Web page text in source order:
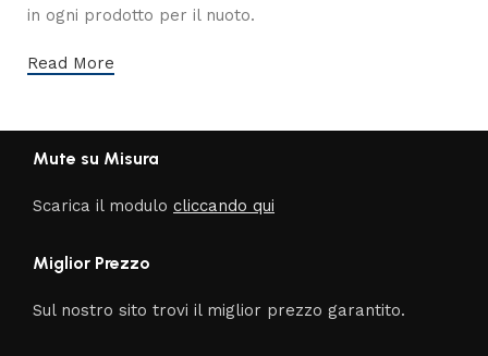
in ogni prodotto per il nuoto.
Read More
Mute su Misura
Scarica il modulo cliccando qui
Miglior Prezzo
Sul nostro sito trovi il miglior prezzo garantito.